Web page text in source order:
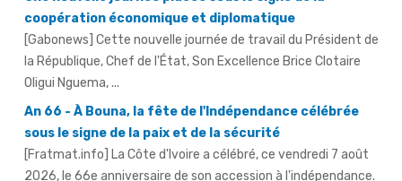
la République, Chef de l'État, Son Excellence Brice Clotaire
Oligui Nguema, ...
An 66 - À Bouna, la fête de l'Indépendance célébrée
sous le signe de la paix et de la sécurité
[Fratmat.info] La Côte d'Ivoire a célébré, ce vendredi 7 août
2026, le 66e anniversaire de son accession à l'indépendance.